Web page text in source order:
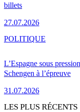
billets
27.07.2026
L’Espagne sous
Schengen à l’épreuve
31.07.2026
POLITIQUE
LES PLUS RÉCENTS